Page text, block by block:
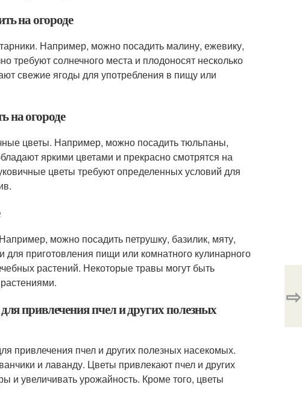
на огороде
Например, можно посадить малину, ежевику,
требуют солнечного места и плодоносят несколько
свежие ягоды для употребления в пищу или
на огороде
цветы. Например, можно посадить тюльпаны,
яркими цветами и прекрасно смотрятся на
цветы требуют определенных условий для
можно посадить петрушку, базилик, мяту,
для приготовления пищи или комнатного кулинарного
растений. Некоторые травы могут быть
привлечения пчел и других полезных
привлечения пчел и других полезных насекомых.
и лаванду. Цветы привлекают пчел и других
и увеличивать урожайность. Кроме того, цветы
⇨